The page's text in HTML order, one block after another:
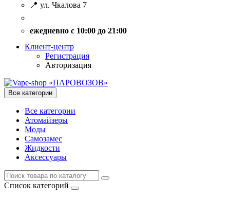
📍 ул. Чкалова 7
ежедневно с 10:00 до 21:00
Клиент-центр
Регистрация
Авторизация
Все категории
Все категории
Атомайзеры
Моды
Самозамес
Жидкости
Аксессуары
Список категорий